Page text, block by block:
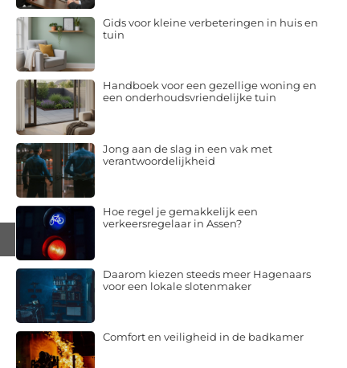
Gids voor kleine verbeteringen in huis en
tuin
Handboek voor een gezellige woning en
een onderhoudsvriendelijke tuin
Jong aan de slag in een vak met
verantwoordelijkheid
Hoe regel je gemakkelijk een
verkeersregelaar in Assen?
Daarom kiezen steeds meer Hagenaars
voor een lokale slotenmaker
Comfort en veiligheid in de badkamer